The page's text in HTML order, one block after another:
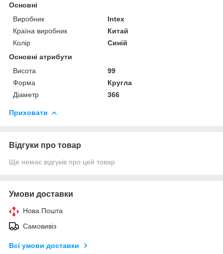
Основні
Виробник
Intex
Країна виробник
Китай
Колір
Синій
Основні атрибути
Висота
99
Форма
Кругла
Діаметр
366
Приховати
Відгуки про товар
Ще немає відгуків про цей товар
Умови доставки
Нова Пошта
Самовивіз
Всі умови доставки